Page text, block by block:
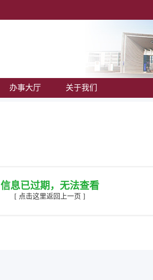
办事大厅 关于我们
信息已过期，无法查看
[ 点击这里返回上一页 ]